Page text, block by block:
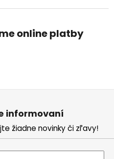
online platby
informovaní
žiadne novinky či zľavy!